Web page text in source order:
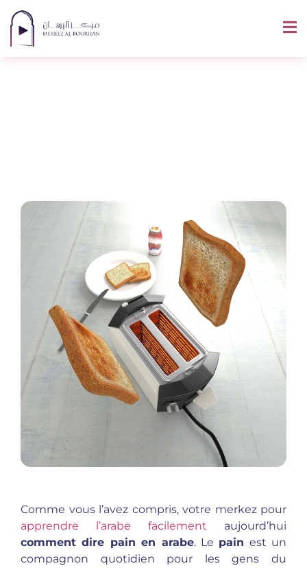
Comme vous l’avez compris, votre merkez pour
apprendre l’arabe facilement aujourd’hui
comment dire pain en arabe. Le pain est un
compagnon quotidien pour les gens du